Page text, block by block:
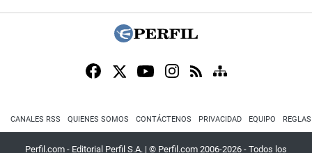
CANALES RSS QUIENES SOMOS CONTÁCTENOS PRIVACIDAD EQUIPO
Perfil.com - Editorial Perfil S.A. | © Perfil.com 2006-2026 - Todos los